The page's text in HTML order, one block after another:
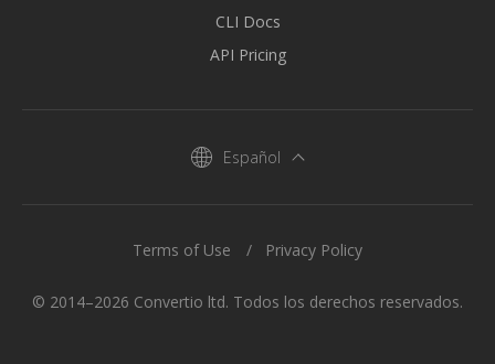
CLI Docs
API Pricing
Español
© 2014–2026 Convertio ltd. Todos los derechos reservados.
Terms of Use Privacy Policy